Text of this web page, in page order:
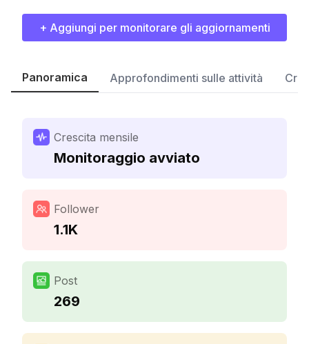
+ Aggiungi per monitorare gli aggiornamenti
Panoramica Approfondimenti sulle attività
Crescita mensile
Monitoraggio avviato
Follower
1.1K
Post
269